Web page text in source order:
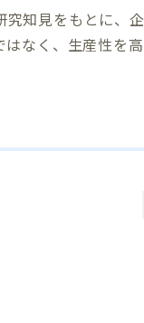
知見をもとに、
なく、生産性を